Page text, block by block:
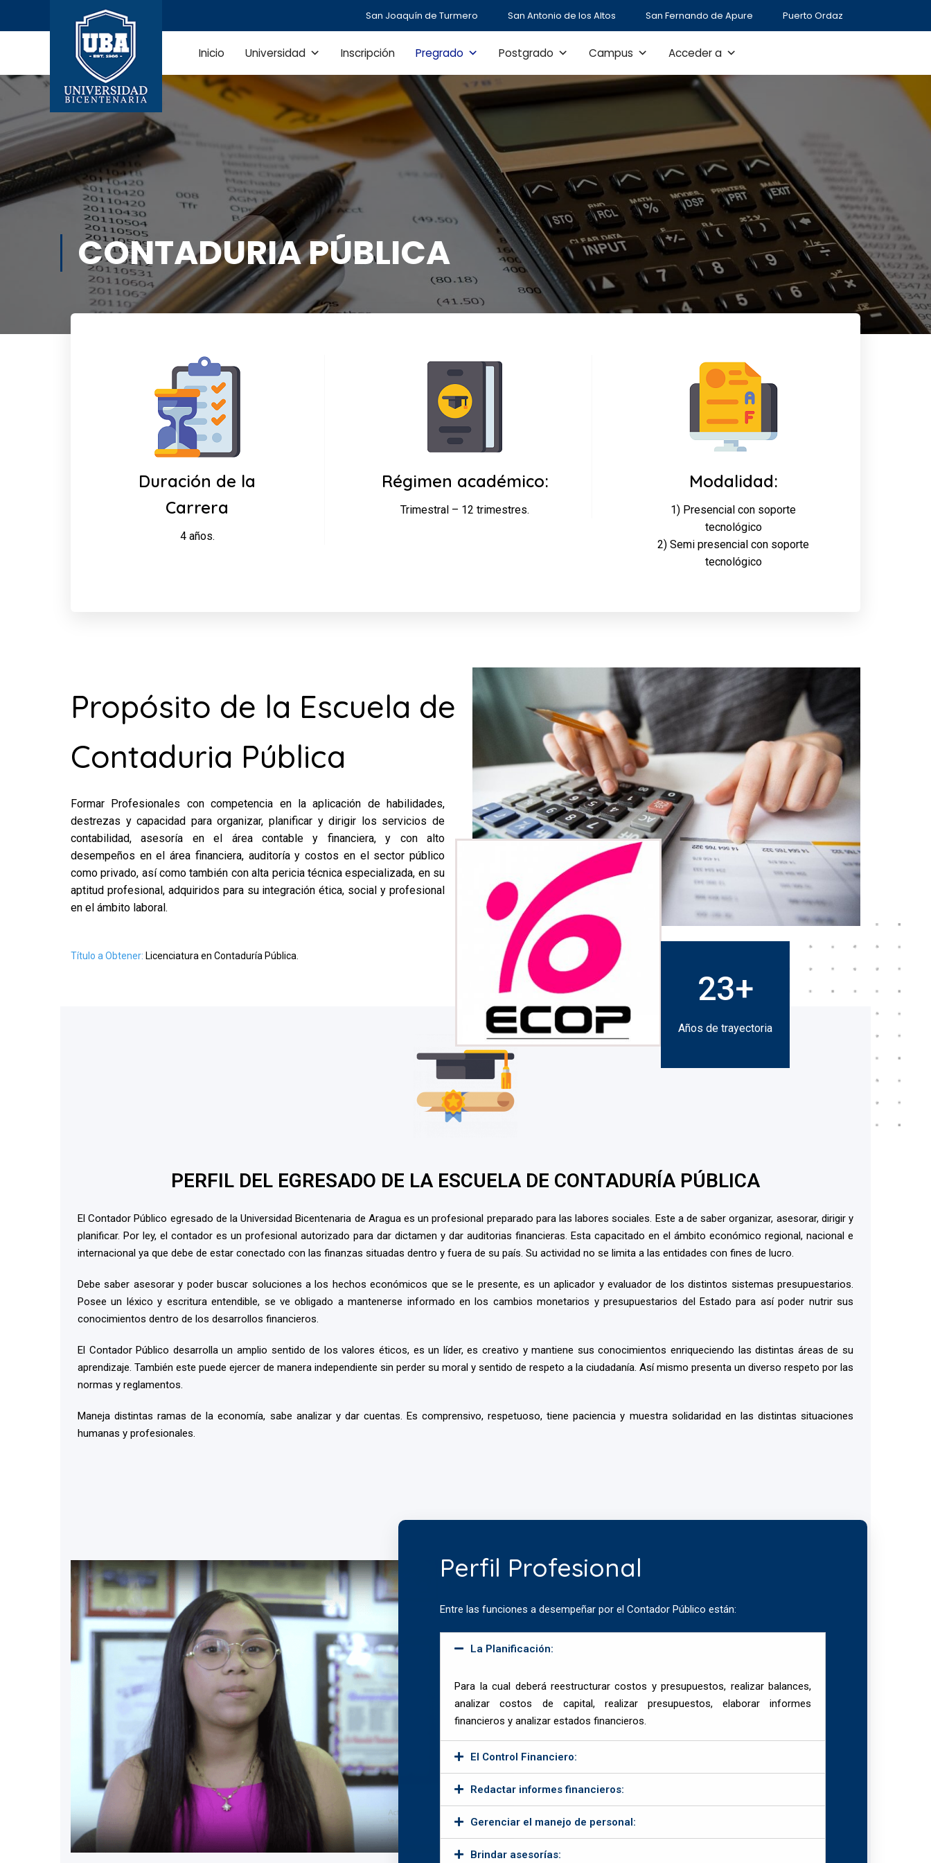
San Joaquín de Turmero San Antonio de los Altos San Fernando de Apure Puerto Ordaz
Inicio Universidad Inscripción Pregrado Postgrado Campus Acceder a
CONTADURIA PÚBLICA
Duración de la
Carrera
4 años.
Régimen académico:
Trimestral – 12 trimestres.
Modalidad:
1) Presencial con soporte
tecnológico
2) Semi presencial con soporte
tecnológico
Propósito de la Escuela de
Contaduria Pública
Formar Profesionales con competencia en la aplicación de habilidades,
destrezas y capacidad para organizar, planificar y dirigir los servicios de
contabilidad, asesoría en el área contable y financiera, y con alto
desempeños en el área financiera, auditoría y costos en el sector público
como privado, así como también con alta pericia técnica especializada, en su
aptitud profesional, adquiridos para su integración ética, social y profesional
en el ámbito laboral.
Título a Obtener: Licenciatura en Contaduría Pública.
36+
Años de trayectoria
PERFIL DEL EGRESADO DE LA ESCUELA DE CONTADURÍA PÚBLICA
El Contador Público egresado de la Universidad Bicentenaria de Aragua es un profesional preparado para las labores sociales. Este a de saber organizar, asesorar, dirigir y
planificar. Por ley, el contador es un profesional autorizado para dar dictamen y dar auditorias financieras. Esta capacitado en el ámbito económico regional, nacional e
internacional ya que debe de estar conectado con las finanzas situadas dentro y fuera de su país. Su actividad no se limita a las entidades con fines de lucro.
Debe saber asesorar y poder buscar soluciones a los hechos económicos que se le presente, es un aplicador y evaluador de los distintos sistemas presupuestarios.
Posee un léxico y escritura entendible, se ve obligado a mantenerse informado en los cambios monetarios y presupuestarios del Estado para así poder nutrir sus
conocimientos dentro de los desarrollos financieros.
El Contador Público desarrolla un amplio sentido de los valores éticos, es un líder, es creativo y mantiene sus conocimientos enriqueciendo las distintas áreas de su
aprendizaje. También este puede ejercer de manera independiente sin perder su moral y sentido de respeto a la ciudadanía. Así mismo presenta un diverso respeto por las
normas y reglamentos.
Maneja distintas ramas de la economía, sabe analizar y dar cuentas. Es comprensivo, respetuoso, tiene paciencia y muestra solidaridad en las distintas situaciones
humanas y profesionales.
Perfil Profesional
Entre las funciones a desempeñar por el Contador Público están:
La Planificación:
Para la cual deberá reestructurar costos y presupuestos, realizar balances,
analizar costos de capital, realizar presupuestos, elaborar informes
financieros y analizar estados financieros.
El Control Financiero:
Redactar informes financieros:
Gerenciar el manejo de personal:
Brindar asesorías: